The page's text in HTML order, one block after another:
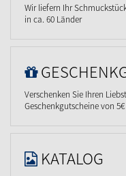
Wir liefern Ihr
in ca. 60 Länder
Verschenken Sie Ihren
Geschenkgutscheine von
KATALOG